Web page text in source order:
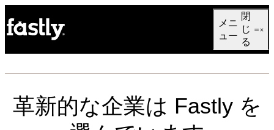
メニ
ュー
閉
じ
る
革新的な企業は Fastly を